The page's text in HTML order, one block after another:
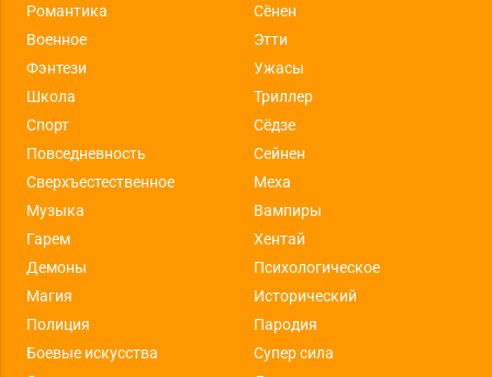
Романтика
Сёнен
Военное
Этти
Фэнтези
Ужасы
Школа
Триллер
Спорт
Сёдзе
Повседневность
Сейнен
Сверхъестественное
Меха
Музыка
Вампиры
Гарем
Хентай
Демоны
Психологическое
Магия
Исторический
Полиция
Пародия
Боевые искусства
Супер сила